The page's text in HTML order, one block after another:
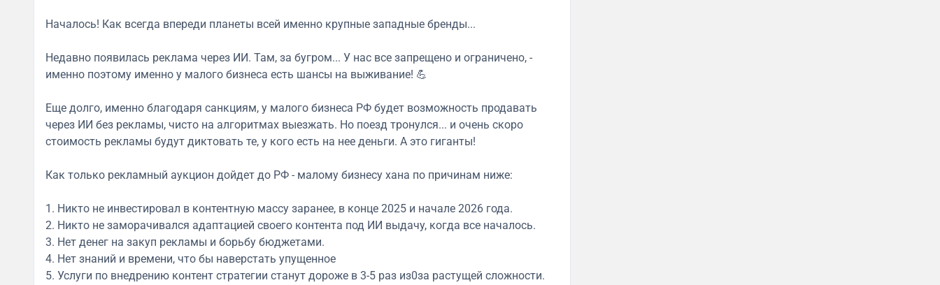
Началось! Как всегда впереди планеты всей именно крупные западные бренды...
Недавно появилась реклама через ИИ. Там, за бугром... У нас все запрещено и ограничено, -
именно поэтому именно у малого бизнеса есть шансы на выживание! 💪
Еще долго, именно благодаря санкциям, у малого бизнеса РФ будет возможность продавать
через ИИ без рекламы, чисто на алгоритмах выезжать. Но поезд тронулся... и очень скоро
стоимость рекламы будут диктовать те, у кого есть на нее деньги. А это гиганты!
Как только рекламный аукцион дойдет до РФ - малому бизнесу хана по причинам ниже:
1. Никто не инвестировал в контентную массу заранее, в конце 2025 и начале 2026 года.
2. Никто не заморачивался адаптацией своего контента под ИИ выдачу, когда все началось.
3. Нет денег на закуп рекламы и борьбу бюджетами.
4. Нет знаний и времени, что бы наверстать упущенное
5. Услуги по внедрению контент стратегии станут дороже в 3-5 раз из0за растущей сложности.